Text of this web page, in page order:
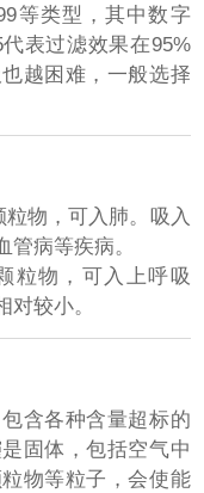
等类型，其中数字
表过滤效果在95%
越困难，一般选择
物，可入肺。吸入
病等疾病。
粒物，可入上呼吸
较小。
含各种含量超标的
固体，包括空气中
物等粒子，会使能